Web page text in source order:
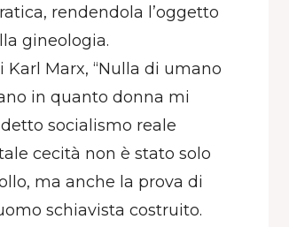
rendendola l’oggetto
gineologia.
Marx, “Nulla di umano
in quanto donna mi
socialismo reale
cecità non è stato solo
ma anche la prova di
schiavista costruito.